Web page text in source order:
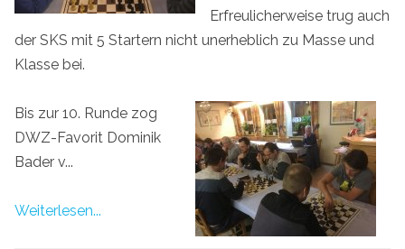
Erfreulicherweise trug auch
der SKS mit 5 Startern nicht unerheblich zu Masse und
Klasse bei.
Bis zur 10. Runde zog
DWZ-Favorit Dominik
Bader v...
Weiterlesen...